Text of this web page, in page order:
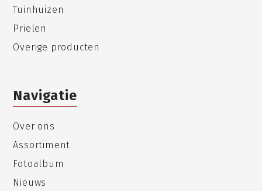
Tuinhuizen
Prielen
Overige producten
Navigatie
Over ons
Assortiment
Fotoalbum
Nieuws